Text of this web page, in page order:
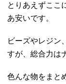
とりあえずここ
あ安いです。
ビーズやレジン
すが、総合力は
色んな物をまと